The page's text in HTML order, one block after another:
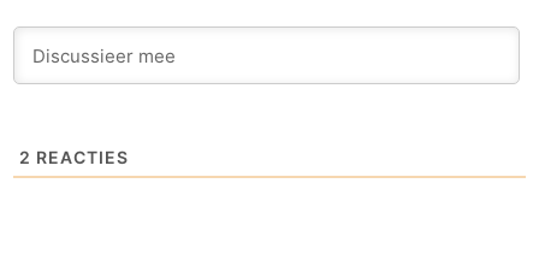
2 REACTIES